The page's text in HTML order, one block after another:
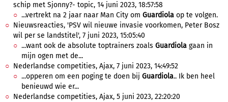
schip met Sjonny?- topic, 14 juni 2023, 18:57:58
...vertrekt na 2 jaar naar Man City om Guardiola op te volgen.
Nieuwsreacties, 'PSV wil nieuwe invasie voorkomen, Peter Bosz
wil per se landstitel', 7 juni 2023, 15:05:40
...want ook de absolute toptrainers zoals Guardiola gaan in
mijn ogen met de...
Nederlandse competities, Ajax, 7 juni 2023, 14:49:52
...opperen om een poging te doen bij Guardiola.. Ik ben heel
benieuwd wie er...
Nederlandse competities, Ajax, 5 juni 2023, 22:20:20